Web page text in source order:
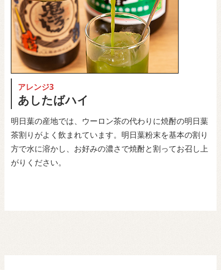
アレンジ3
あしたばハイ
明日葉の産地では、ウーロン茶の代わりに焼酎の明日葉
茶割りがよく飲まれています。明日葉粉末を基本の割り
方で水に溶かし、お好みの濃さで焼酎と割ってお召し上
がりください。